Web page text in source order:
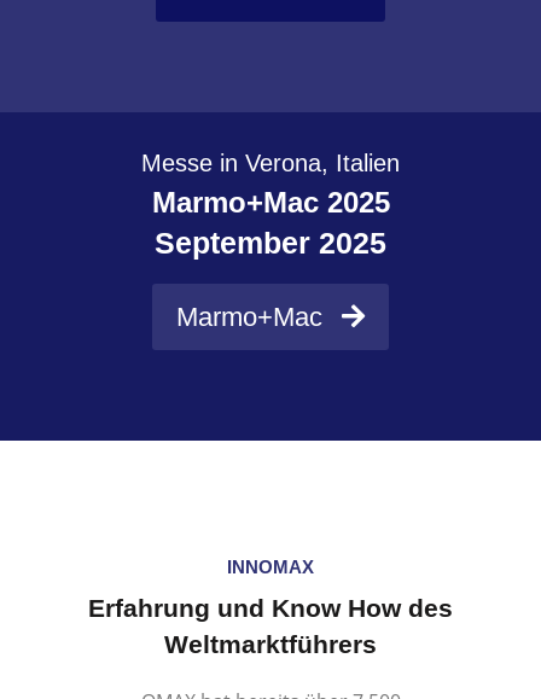
Messe in Verona, Italien
Marmo+Mac 2025
September 2025
Marmo+Mac
INNOMAX
Erfahrung und Know How des
Weltmarktführers